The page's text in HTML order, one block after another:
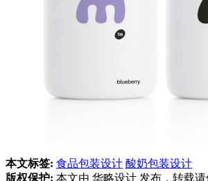
本文标签: 食品包装设计 酸奶包装设计
版权保护: 本文由 华略设计 发布，转载